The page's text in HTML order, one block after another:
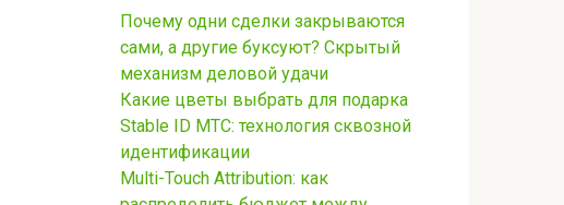
Почему одни сделки закрываются
сами, а другие буксуют? Скрытый
механизм деловой удачи
Какие цветы выбрать для подарка
Stable ID МТС: технология сквозной
идентификации
Multi-Touch Attribution: как